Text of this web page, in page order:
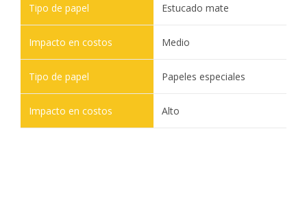
Estucado mate
Medio
Papeles especiales
Alto